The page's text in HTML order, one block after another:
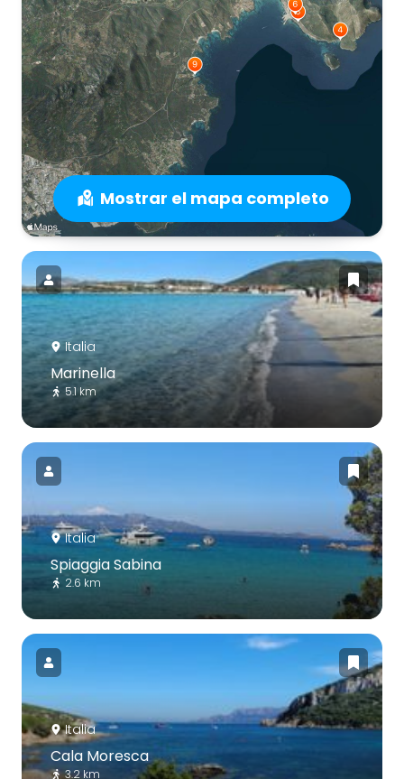
Mostrar el mapa completo
Italia
Marinella
5.1 km
Italia
Spiaggia Sabina
2.6 km
Italia
Cala Moresca
3.2 km